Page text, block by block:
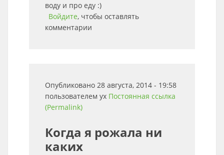
воду и про еду :)
Войдите, чтобы оставлять
комментарии
Опубликовано 28 августа, 2014 - 19:58
пользователем ух Постоянная ссылка
(Permalink)
Когда я рожала ни
каких